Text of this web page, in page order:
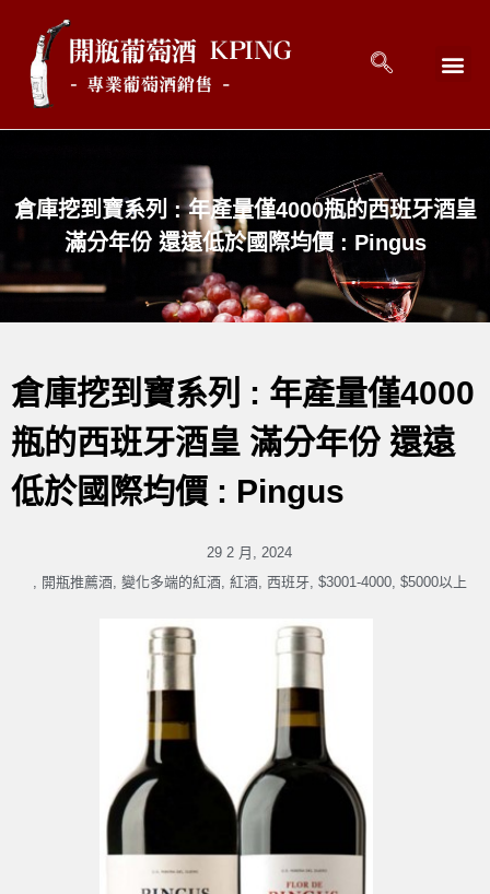
倉庫挖到寶系列 : 年產量僅4000瓶的西班牙酒皇
滿分年份 還遠低於國際均價 : Pingus
倉庫挖到寶系列 : 年產量僅4000
瓶的西班牙酒皇 滿分年份 還遠
低於國際均價 : Pingus
29 2 月, 2024
開瓶推薦酒, 變化多端的紅酒, 紅酒, 西班牙, $3001-4000, $5000以上